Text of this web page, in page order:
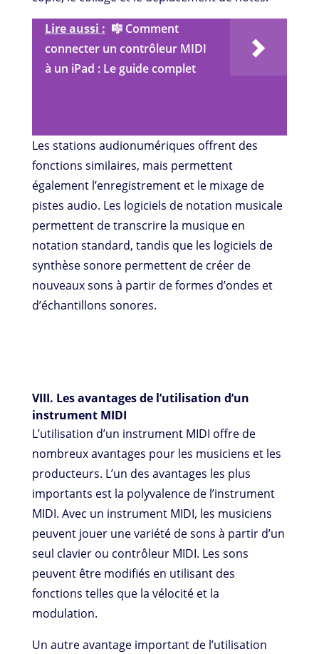
Lire aussi : 🎼 Comment
connecter un contrôleur MIDI
à un iPad : Le guide complet
Les stations audionumériques offrent des
fonctions similaires, mais permettent
également l’enregistrement et le mixage de
pistes audio. Les logiciels de notation musicale
permettent de transcrire la musique en
notation standard, tandis que les logiciels de
synthèse sonore permettent de créer de
nouveaux sons à partir de formes d’ondes et
d’échantillons sonores.
VIII. Les avantages de l’utilisation d’un
instrument MIDI
L’utilisation d’un instrument MIDI offre de
nombreux avantages pour les musiciens et les
producteurs. L’un des avantages les plus
importants est la polyvalence de l’instrument
MIDI. Avec un instrument MIDI, les musiciens
peuvent jouer une variété de sons à partir d’un
seul clavier ou contrôleur MIDI. Les sons
peuvent être modifiés en utilisant des
fonctions telles que la vélocité et la
modulation.
Un autre avantage important de l’utilisation